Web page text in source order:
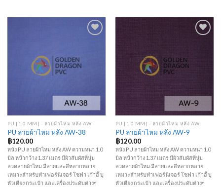
PU [1.0 MM] - ลายผ้าไหม หลัง AW
PU ลายผ้าไหม หลัง AW-38
฿120.00
หนัง PU ลายผ้าไหม หลัง AW ความหนา 1.0
มิล หน้ากว้าง 1.37 เมตร มีผิวสัมผัสที่นุ่ม
ลวดลายผ้าไหม มีลายและสีหลากหลาย
เหมาะสำหรับทำเฟอร์นิเจอร์ โซฟา เก้าอี้ บุ
หัวเตียง กระเป๋า และเครื่องประดับต่างๆ
PU [1.0 MM] - ลายผ้าไหม หลัง AW
PU ลายผ้าไหม หลัง AW-9
฿120.00
หนัง PU ลายผ้าไหม หลัง AW ความหนา 1.0
มิล หน้ากว้าง 1.37 เมตร มีผิวสัมผัสที่นุ่ม
ลวดลายผ้าไหม มีลายและสีหลากหลาย
เหมาะสำหรับทำเฟอร์นิเจอร์ โซฟา เก้าอี้ บุ
หัวเตียง กระเป๋า และเครื่องประดับต่างๆ